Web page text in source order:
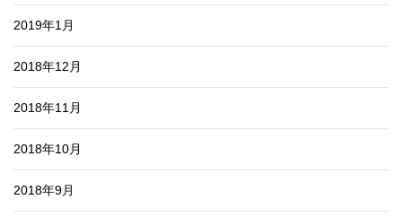
2019年1月
2018年12月
2018年11月
2018年10月
2018年9月